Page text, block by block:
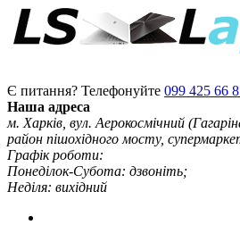
Є питання? Телефонуйте 099 425 66
Наша адреса
м. Харків, вул. Аерокосмічний
район пішохідного мосту,
Графік роботи:
Понеділок-Субота: дзвоніть;
Неділя: вихідний